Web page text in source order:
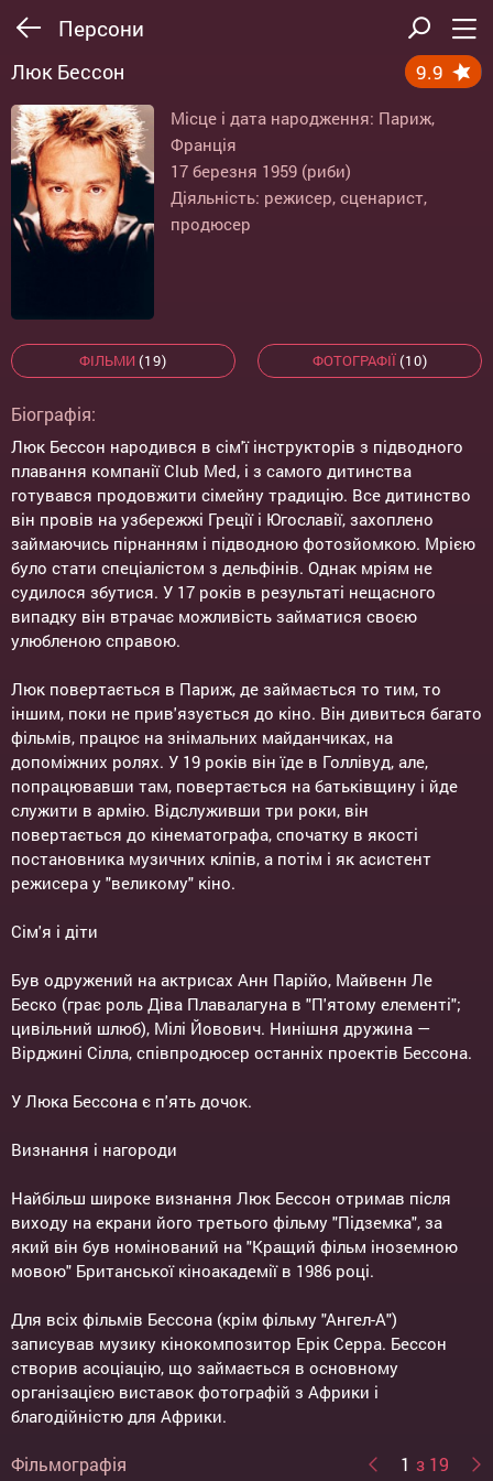
Персони
Люк Бессон 9.9
Місце і дата народження: Париж,
Франція
17 березня 1959 (риби)
Діяльність: режисер, сценарист,
продюсер
ФІЛЬМИ (19) ФОТОГРАФІЇ(10)
Біографія:
Люк Бессон народився в сім'ї інструкторів з підводного
плавання компанії Club Med, і з самого дитинства
готувався продовжити сімейну традицію. Все дитинство
він провів на узбережжі Греції і Югославії, захоплено
займаючись пірнанням і підводною фотозйомкою. Мрією
було стати спеціалістом з дельфінів. Однак мріям не
судилося збутися. У 17 років в результаті нещасного
випадку він втрачає можливість займатися своєю
улюбленою справою.
Люк повертається в Париж, де займається то тим, то
іншим, поки не прив'язується до кіно. Він дивиться багато
фільмів, працює на знімальних майданчиках, на
допоміжних ролях. У 19 років він їде в Голлівуд, але,
попрацювавши там, повертається на батьківщину і йде
служити в армію. Відслуживши три роки, він
повертається до кінематографа, спочатку в якості
постановника музичних кліпів, а потім і як асистент
режисера у "великому" кіно.
Сім'я і діти
Був одружений на актрисах Анн Парійо, Майвенн Ле
Беско (грає роль Діва Плавалагуна в "П'ятому елементі";
цивільний шлюб), Мілі Йовович. Нинішня дружина —
Вірджині Сілла, співпродюсер останніх проектів Бессона.
У Люка Бессона є п'ять дочок.
Визнання і нагороди
Найбільш широке визнання Люк Бессон отримав після
виходу на екрани його третього фільму "Підземка", за
який він був номінований на "Кращий фільм іноземною
мовою" Британської кіноакадемії в 1986 році.
Для всіх фільмів Бессона (крім фільму "Ангел-А")
записував музику кінокомпозитор Ерік Серра. Бессон
створив асоціацію, що займається в основному
організацією виставок фотографій з Африки і
благодійністю для Африки.
Фільмографія 1 з 19